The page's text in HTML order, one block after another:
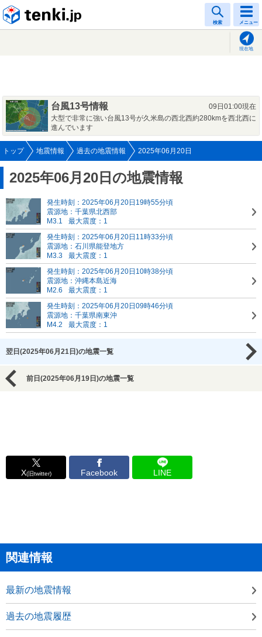
検索 メニュー
現在地
台風13号情報
09日01:00現在
大型で非常に強い台風13号が久米島の西北西約280kmを西北西に
進んでいます
トップ 地震情報 過去の地震情報 2025年06月20日
2025年06月20日の地震情報
発生時刻：2025年06月20日19時55分頃
震源地：千葉県北西部
M3.1
最大震度：1
発生時刻：2025年06月20日11時33分頃
震源地：石川県能登地方
M3.3
最大震度：1
発生時刻：2025年06月20日10時38分頃
震源地：沖縄本島近海
M2.6
最大震度：1
発生時刻：2025年06月20日09時46分頃
震源地：千葉県南東沖
M4.2
最大震度：1
翌日(2025年06月21日)の地震一覧
前日(2025年06月19日)の地震一覧
X(旧twitter) Facebook LINE
関連情報
最新の地震情報
過去の地震履歴